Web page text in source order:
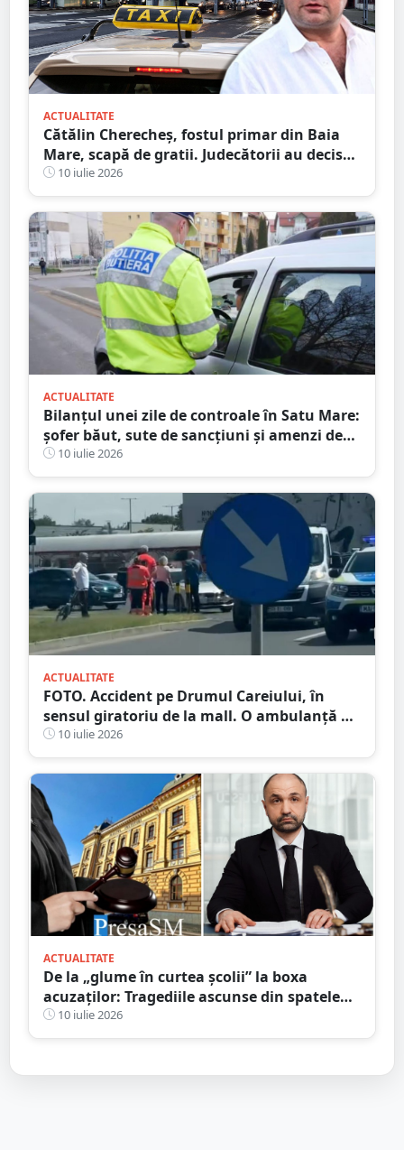
ACTUALITATE
Cătălin Cherecheș, fostul primar din Baia
Mare, scapă de gratii. Judecătorii au decis
eliberarea condiționată
10 iulie 2026
ACTUALITATE
Bilanțul unei zile de controale în Satu Mare:
șofer băut, sute de sancțiuni și amenzi de
peste 86.000 de lei
10 iulie 2026
ACTUALITATE
FOTO. Accident pe Drumul Careiului, în
sensul giratoriu de la mall. O ambulanță a
fost chemată la fața locului
10 iulie 2026
ACTUALITATE
De la „glume în curtea școlii” la boxa
acuzaților: Tragediile ascunse din spatele
bullying-ului și consecințele penale pe care
mulți le ignoră
10 iulie 2026